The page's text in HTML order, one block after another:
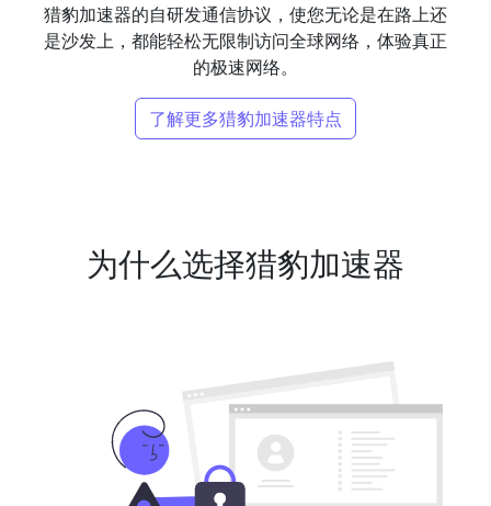
猎豹加速器的自研发通信协议，使您无论是在路上还
是沙发上，都能轻松无限制访问全球网络，体验真正
的极速网络。
了解更多猎豹加速器特点
为什么选择猎豹加速器